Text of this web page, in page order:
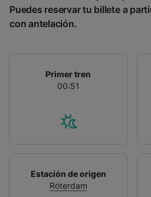
Puedes reservar tu billete a
con antelación.
Primer tren
00:51
Estación de origen
Róterdam